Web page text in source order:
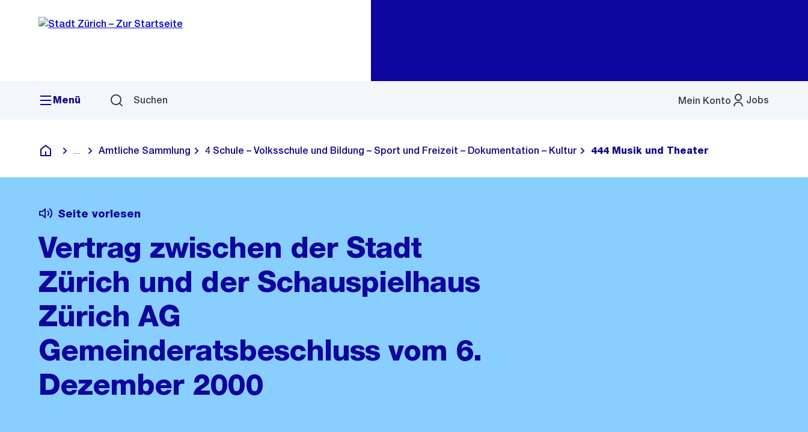
Navigation
Sprunglink
Menü Suchen Jobs
Mein Konto
Menü
Deutsch
Blende alle Breadcrumbs ein
Amtliche Sammlung 4 Schule – Volksschule und Bildung – Sport und Freizeit – Dokumentation – Kultur 444 Musik und Theater
Seite vorlesen
Vertrag zwischen der Stadt
Zürich und der Schauspielhaus
Zürich AG
Gemeinderatsbeschluss vom 6.
Dezember 2000